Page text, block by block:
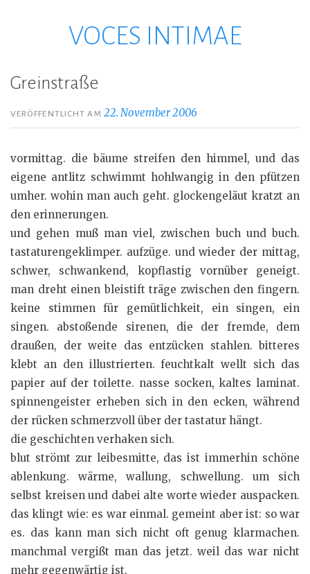
VOCES INTIMAE
Greinstraße
VERÖFFENTLICHT AM22. November 2006
vormittag. die bäume streifen den himmel, und das
eigene antlitz schwimmt hohlwangig in den pfützen
umher. wohin man auch geht. glockengeläut kratzt an
den erinnerungen.
und gehen muß man viel, zwischen buch und buch.
tastaturengeklimper. aufzüge. und wieder der mittag,
schwer, schwankend, kopflastig vornüber geneigt.
man dreht einen bleistift träge zwischen den fingern.
keine stimmen für gemütlichkeit, ein singen, ein
singen. abstoßende sirenen, die der fremde, dem
draußen, der weite das entzücken stahlen. bitteres
klebt an den illustrierten. feuchtkalt wellt sich das
papier auf der toilette. nasse socken, kaltes laminat.
spinnengeister erheben sich in den ecken, während
der rücken schmerzvoll über der tastatur hängt.
die geschichten verhaken sich.
blut strömt zur leibesmitte, das ist immerhin schöne
ablenkung. wärme, wallung, schwellung. um sich
selbst kreisen und dabei alte worte wieder auspacken.
das klingt wie: es war einmal. gemeint aber ist: so war
es. das kann man sich nicht oft genug klarmachen.
manchmal vergißt man das jetzt. weil das war nicht
mehr gegenwärtig ist.